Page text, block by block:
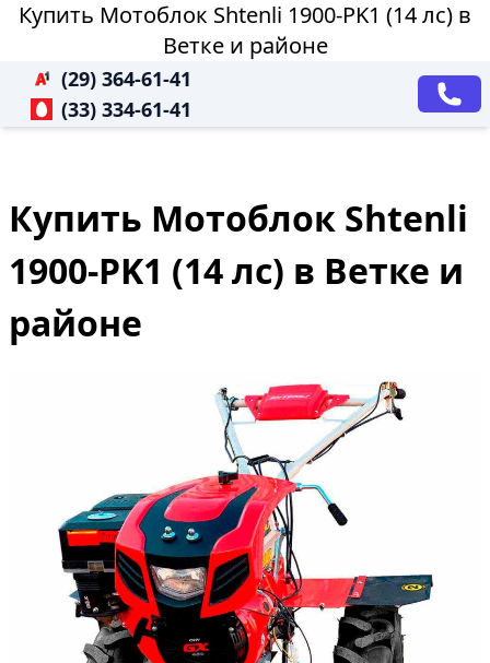
Купить Мотоблок Shtenli 1900-PK1 (14 лс) в
Ветке и районе
(29) 364-61-41
(33) 334-61-41
Купить Мотоблок Shtenli
1900-PK1 (14 лс) в Ветке и
районе